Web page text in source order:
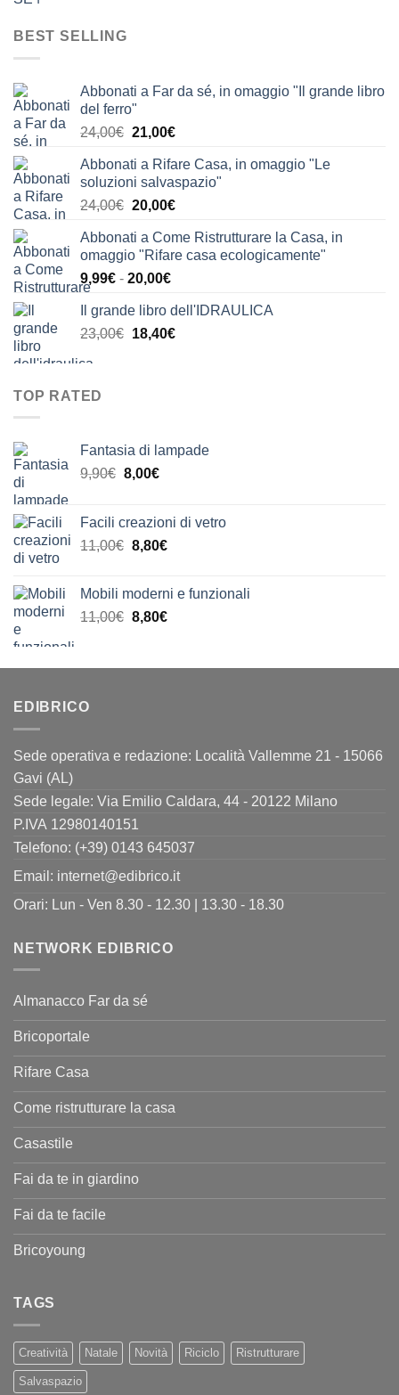
BEST SELLING
Abbonati a Far da sé, in omaggio "Il grande libro
del ferro"
24,00€ Il
originale
era:
24,00€.
21,00€Il
attuale
è:
21,00€.
Abbonati a Rifare Casa, in omaggio "Le
soluzioni salvaspazio"
24,00€ Il
originale
era:
24,00€.
20,00€Il
attuale
è:
Abbonati a Come Ristrutturare la Casa, in
omaggio "Rifare casa ecologicamente"
9,99€ - 20,00€Fascia
prezzo:
da
Il grande libro dell'IDRAULICA
23,00€ Il
18,40€Il
TOP RATED
Fantasia di lampade
9,90€ Il
era:
9,90€.
8,00€Il
è:
8,00€.
Facili creazioni di vetro
11,00€ Il
era:
11,00€.
8,80€Il
è:
8,80€.
Mobili moderni e funzionali
11,00€ Il
era:
8,80€Il
è:
EDIBRICO
Sede operativa e redazione: Località Vallemme 21 - 15066
Gavi (AL)
Sede legale: Via Emilio Caldara, 44 - 20122 Milano
P.IVA 12980140151
Telefono: (+39) 0143 645037
Email: internet@edibrico.it
Orari: Lun - Ven 8.30 - 12.30 | 13.30 - 18.30
NETWORK EDIBRICO
Almanacco Far da sé
Bricoportale
Rifare Casa
Come ristrutturare la casa
Casastile
Fai da te in giardino
Fai da te facile
Bricoyoung
TAGS
Creatività Natale Novità Riciclo Ristrutturare
Salvaspazio